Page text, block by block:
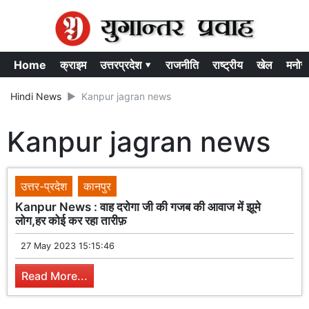
Home क्राइम उत्तरप्रदेश ▾ राजनीति राष्ट्रीय खेल
Hindi News Kanpur jagran news
Kanpur jagran news
उत्तर-प्रदेश
कानपुर
Kanpur News : वाह दरोगा जी की गजब की आवाज में झूमे
लोग,हर कोई कर रहा तारीफ़
27 May 2023 15:15:46
Read More...